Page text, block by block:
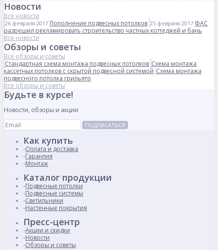
Новости
Все новости
26 февраля 2017 Пополнение подвесных потолков 25 февраля 2017 ФАС
разрешил рекламировать строительство частных коттеджей и бань
Все новости
Обзоры и советы
Все обзоры и советы
Стандартная схема монтажа подвесных потолков Схема монтажа
кассетных потолков с скрытой подвесной системой Схема монтажа
подвесного потолка грильято
Все обзоры и советы
Будьте в курсе!
Новости, обзоры и акции
ПОДПИСАТЬСЯ
Как купить
Оплата и доставка
Гарантия
Монтаж
Каталог продукции
Подвесные потолки
Подвесные системы
Светильники
Настенные покрытия
Пресс-центр
Акции и скидки
Новости
Обзоры и советы